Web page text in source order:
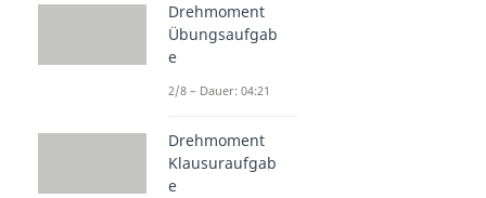
Drehmoment
Übungsaufgab
e
2/8 – Dauer: 04:21
Drehmoment
Klausuraufgab
e